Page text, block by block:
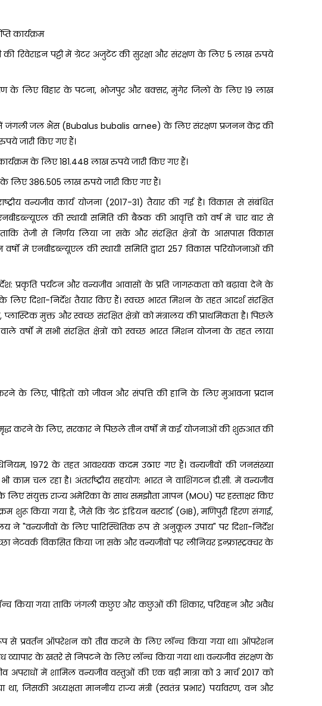
कार्यक्रम
रिवेराइन पट्टी में ग्रेटर अजुटेंट की सुरक्षा और संरक्षण के लिए 5 लाख रुपये
के लिए बिहार के पटना, भोजपुर और बक्सर, मुंगेर जिलों के लिए 19 लाख
जंगली जल भैंस (Bubalus bubalis arnee) के लिए संरक्षण प्रजनन केंद्र की
जारी किए गए हैं।
के लिए 181.448 लाख रुपये जारी किए गए हैं।
के लिए 386.505 लाख रुपये जारी किए गए हैं।
वन्यजीव कार्य योजना (2017-31) तैयार की गई है। विकास से संबंधित
की स्थायी समिति की बैठक की आवृत्ति को वर्ष में चार बार से
तेजी से निर्णय लिया जा सके और संरक्षित क्षेत्रों के आसपास विकास
में एनबीडब्ल्यूएल की स्थायी समिति द्वारा 257 विकास परियोजनाओं की
प्रकृति पर्यटन और वन्यजीव आवासों के प्रति जागरूकता को बढ़ावा देने के
लिए दिशा-निर्देश तैयार किए हैं। स्वच्छ भारत मिशन के तहत आदर्श संरक्षित
मुक्त और स्वच्छ संरक्षित क्षेत्रों को मंत्रालय की प्राथमिकता है। पिछले
वर्षों में सभी संरक्षित क्षेत्रों को स्वच्छ भारत मिशन योजना के तहत लाया
के लिए, पीड़ितों को जीवन और संपत्ति की हानि के लिए मुआवजा प्रदान
समृद्ध करने के लिए, सरकार ने पिछले तीन वर्षों में कई योजनाओं की शुरुआत की
1972 के तहत आवश्यक कदम उठाए गए हैं। वन्यजीवों की जनसंख्या
काम चल रहा है। अंतर्राष्ट्रीय सहयोग: भारत ने वाशिंगटन डी.सी. में वन्यजीव
संयुक्त राज्य अमेरिका के साथ समझौता ज्ञापन (MOU) पर हस्ताक्षर किए
शुरू किया गया है, जैसे कि ग्रेट इंडियन बस्टार्ड (GIB), मणिपुरी हिरण संगाई,
ने "वन्यजीवों के लिए पारिस्थितिक रूप से अनुकूल उपाय" पर दिशा-निर्देश
नेटवर्क विकसित किया जा सके और वन्यजीवों पर लीनियर इन्फ्रास्ट्रक्चर के
किया गया ताकि जंगली कछुए और कछुओं की शिकार, परिवहन और अवैध
से प्रवर्तन ऑपरेशन को तीव्र करने के लिए लॉन्च किया गया था। ऑपरेशन
व्यापार के खतरे से निपटने के लिए लॉन्च किया गया था। वन्यजीव संरक्षण के
अपराधों में शामिल वन्यजीव वस्तुओं की एक बड़ी मात्रा को 3 मार्च 2017 को
जिसकी अध्यक्षता माननीय राज्य मंत्री (स्वतंत्र प्रभार) पर्यावरण, वन और